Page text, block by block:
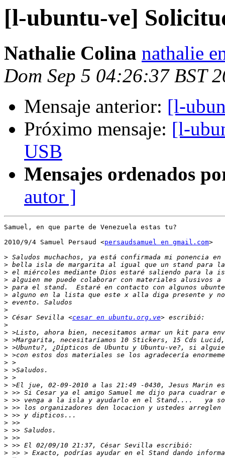
[l-ubuntu-ve]
Nathalie Colina nathalie
Dom Sep 5 04:26:37 BST
Mensaje anterior: [l-
Próximo mensaje: [l-
USB
Mensajes ordenados
autor ]
Samuel, en que parte de Venezuela estas tu?
2010/9/4 Samuel Persaud <persaudsamuel en gmail.com>
>
>
>
>
>
>
>
>
> César Sevilla <cesar en ubuntu.org.ve
>
>
>
>
>
>
>
>
>
>
>
>
>
>
>
>
>
>